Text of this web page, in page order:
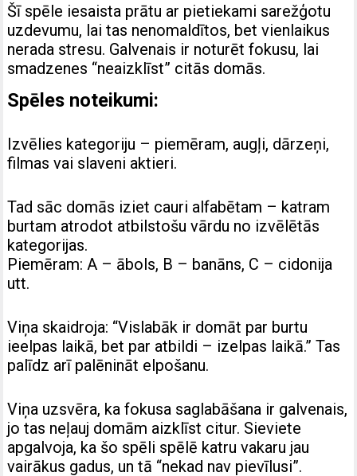
Šī spēle iesaista prātu ar pietiekami sarežģotu
uzdevumu, lai tas nenomaldītos, bet vienlaikus
nerada stresu. Galvenais ir noturēt fokusu, lai
smadzenes “neaizklīst” citās domās.
Spēles noteikumi:
Izvēlies kategoriju – piemēram, augļi, dārzeņi,
filmas vai slaveni aktieri.
Tad sāc domās iziet cauri alfabētam – katram
burtam atrodot atbilstošu vārdu no izvēlētās
kategorijas.
Piemēram: A – ābols, B – banāns, C – cidonija
utt.
Viņa skaidroja: “Vislabāk ir domāt par burtu
ieelpas laikā, bet par atbildi – izelpas laikā.” Tas
palīdz arī palēnināt elpošanu.
Viņa uzsvēra, ka fokusa saglabāšana ir galvenais,
jo tas neļauj domām aizklīst citur. Sieviete
apgalvoja, ka šo spēli spēlē katru vakaru jau
vairākus gadus, un tā “nekad nav pievīlusi”.